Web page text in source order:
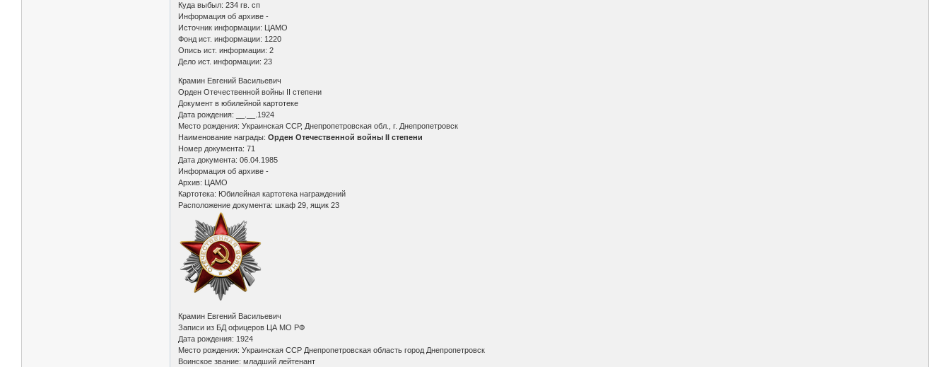
Куда выбыл: 234 гв. сп
Информация об архиве -
Источник информации: ЦАМО
Фонд ист. информации: 1220
Опись ист. информации: 2
Дело ист. информации: 23
Крамин Евгений Васильевич
Орден Отечественной войны II степени
Документ в юбилейной картотеке
Дата рождения: __.__.1924
Место рождения: Украинская ССР, Днепропетровская обл., г. Днепропетровск
Наименование награды:Орден Отечественной войны II степени
Номер документа: 71
Дата документа: 06.04.1985
Информация об архиве -
Архив: ЦАМО
Картотека: Юбилейная картотека награждений
Расположение документа: шкаф 29, ящик 23
Крамин Евгений Васильевич
Записи из БД офицеров ЦА МО РФ
Дата рождения: 1924
Место рождения: Украинская ССР Днепропетровская область город Днепропетровск
Воинское звание: младший лейтенант